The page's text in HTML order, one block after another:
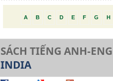
A B C D E F G H
SÁCH TIẾNG ANH-
INDIA